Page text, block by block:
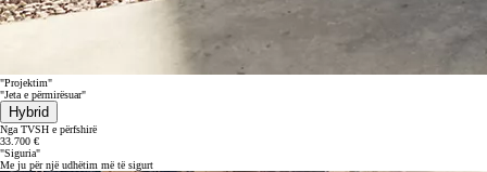
"Projektim"
"Jeta e përmirësuar"
Hybrid
Nga TVSH e përfshirë
33.700 €
"Siguria"
Me ju për një udhëtim më të sigurt